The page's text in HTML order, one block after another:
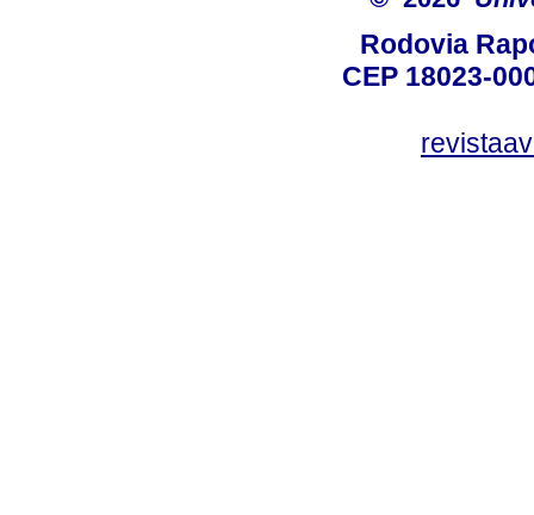
Rodovia
CEP 18023-